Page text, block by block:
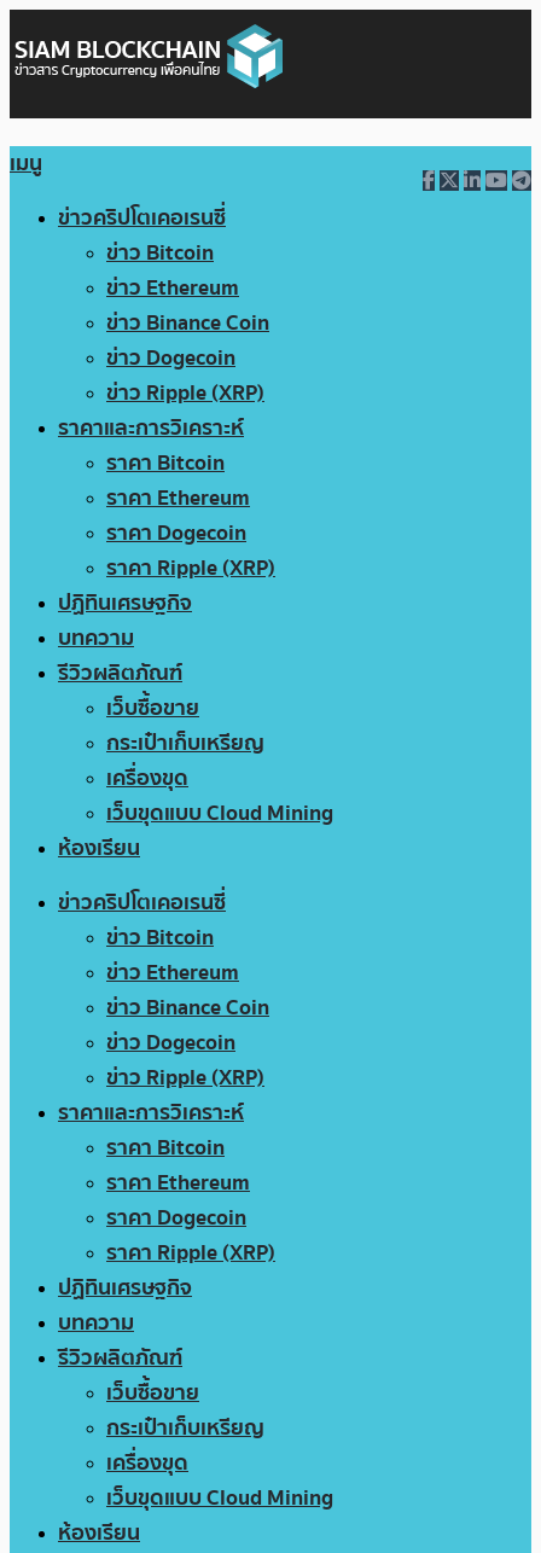
เมนู
ข่าวคริปโตเคอเรนซี่
ข่าว Bitcoin
ข่าว Ethereum
ข่าว Binance Coin
ข่าว Dogecoin
ข่าว Ripple (XRP)
ราคาและการวิเคราะห์
ราคา Bitcoin
ราคา Ethereum
ราคา Dogecoin
ราคา Ripple (XRP)
ปฏิทินเศรษฐกิจ
บทความ
รีวิวผลิตภัณฑ์
เว็บซื้อขาย
กระเป๋าเก็บเหรียญ
เครื่องขุด
เว็บขุดแบบ Cloud Mining
ห้องเรียน
ข่าวคริปโตเคอเรนซี่
ข่าว Bitcoin
ข่าว Ethereum
ข่าว Binance Coin
ข่าว Dogecoin
ข่าว Ripple (XRP)
ราคาและการวิเคราะห์
ราคา Bitcoin
ราคา Ethereum
ราคา Dogecoin
ราคา Ripple (XRP)
ปฏิทินเศรษฐกิจ
บทความ
รีวิวผลิตภัณฑ์
เว็บซื้อขาย
กระเป๋าเก็บเหรียญ
เครื่องขุด
เว็บขุดแบบ Cloud Mining
ห้องเรียน